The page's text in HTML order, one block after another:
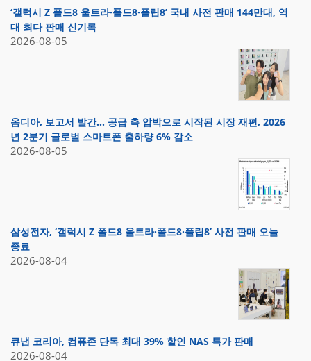
‘갤럭시 Z 폴드8 울트라·폴드8·플립8’ 국내 사전 판매 144만대, 역
대 최다 판매 신기록
2026-08-05
옴디아, 보고서 발간… 공급 측 압박으로 시작된 시장 재편, 2026
년 2분기 글로벌 스마트폰 출하량 6% 감소
2026-08-05
삼성전자, ‘갤럭시 Z 폴드8 울트라·폴드8·플립8’ 사전 판매 오늘
종료
2026-08-04
큐냅 코리아, 컴퓨존 단독 최대 39% 할인 NAS 특가 판매
2026-08-04